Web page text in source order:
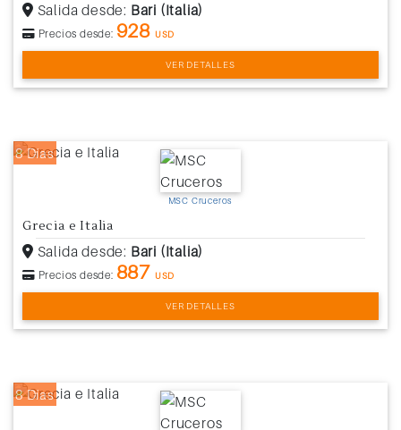
Salida desde: Bari (Italia)
Precios desde: 928 USD
VER DETALLES
8 Días
MSC Cruceros
Grecia e Italia
Salida desde: Bari (Italia)
Precios desde: 887 USD
VER DETALLES
8 Días